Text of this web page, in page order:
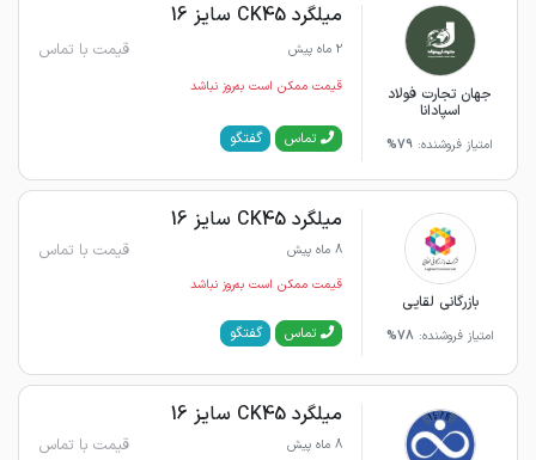
جهان تجارت فولاد
اسپادانا
امتیاز فروشنده: 79%
میلگرد CK45 سایز 16
2 ماه پیش قیمت با تماس
قیمت ممکن است به‌روز نباشد
تماس گفتگو
بازرگانی لقایی
امتیاز فروشنده: 78%
میلگرد CK45 سایز 16
8 ماه پیش قیمت با تماس
قیمت ممکن است به‌روز نباشد
تماس گفتگو
میلگرد CK45 سایز 16
8 ماه پیش قیمت با تماس